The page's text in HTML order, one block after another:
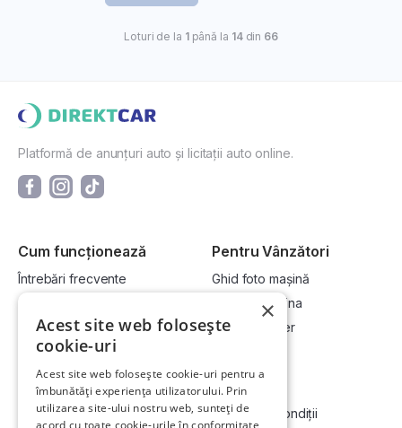
Loturi de la 1până la 14din 66
Platformă de anunțuri auto și licitații auto online.
Cum funcționează
Întrebări frecvente
Cum vând la licitație?
Pentru Vânzători
Ghid foto mașină
Vinde-ți mașina
Devino dealer
Link-uri utile
Informații utile vizionare
Compania
Termeni și condiții
×
Acest site web folosește
cookie-uri
Acest site web folosește cookie-uri pentru a
îmbunătăți experiența utilizatorului. Prin
utilizarea site-ului nostru web, sunteți de
acord cu toate cookie-urile în conformitate